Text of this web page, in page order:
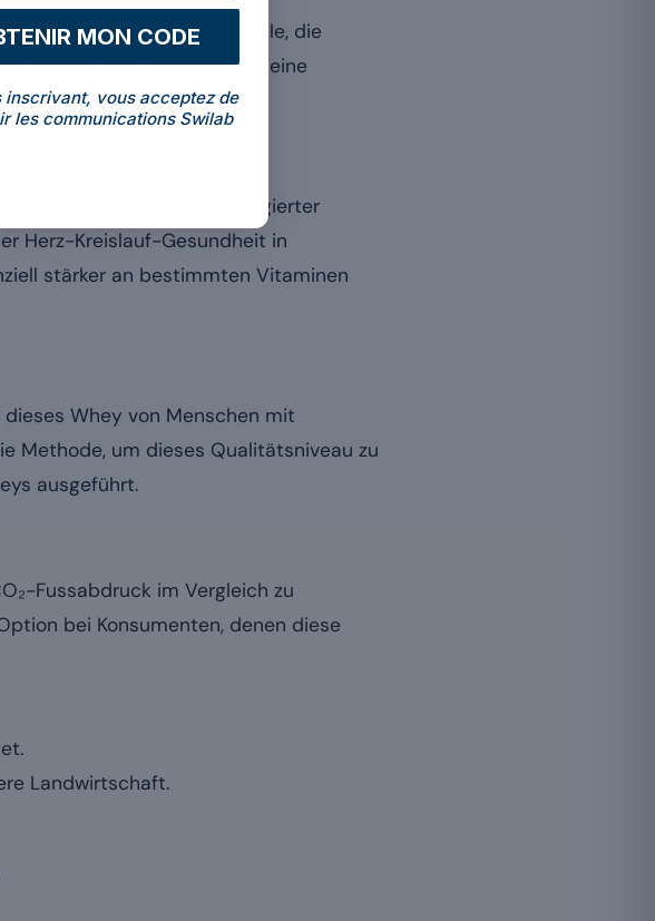
bringt messbare Vorteile, die
Vorteile sind allerdings auf eine
3-Fettsäuren und konjugierter
Herz-Kreislauf-Gesundheit in
stärker an bestimmten Vitaminen
Whey von Menschen mit
Methode, um dieses Qualitätsniveau zu
ausgeführt.
Fussabdruck im Vergleich zu
bei Konsumenten, denen diese
Landwirtschaft.
MON CODE
inscrivant, vous acceptez de
les communications Swilab